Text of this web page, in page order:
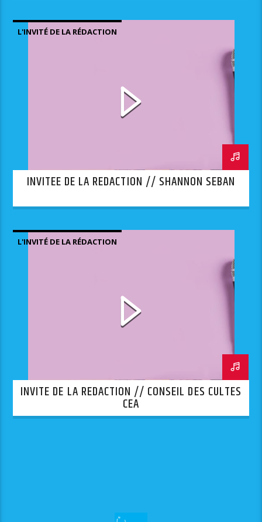
L'INVITÉ DE LA RÉDACTION
INVITEE DE LA REDACTION // SHANNON SEBAN
L'INVITÉ DE LA RÉDACTION
INVITE DE LA REDACTION // CONSEIL DES CULTES
CEA